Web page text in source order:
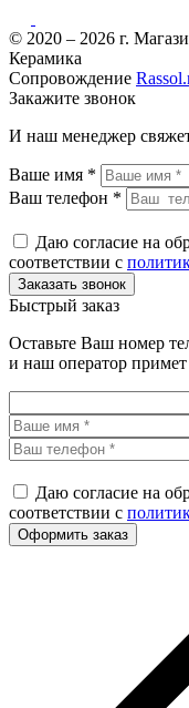
© 2020 – 2026 г.
Керамика
Сопровождение
Закажите звонок
И наш менеджер
Ваше имя *
Ваш телефон *
Даю согласие на
соответствии с
Быстрый заказ
Оставьте Ваш номер
и наш оператор примет
Даю согласие на
соответствии с